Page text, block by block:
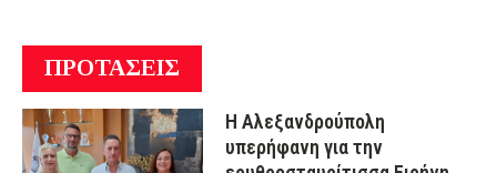
ΠΡΟΤΑΣΕΙΣ
Η Αλεξανδρούπολη
υπερήφανη για την